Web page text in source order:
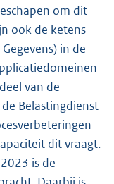
om dit
ook de ketens
in de
van de
Belastingdienst
dit vraagt.
is de